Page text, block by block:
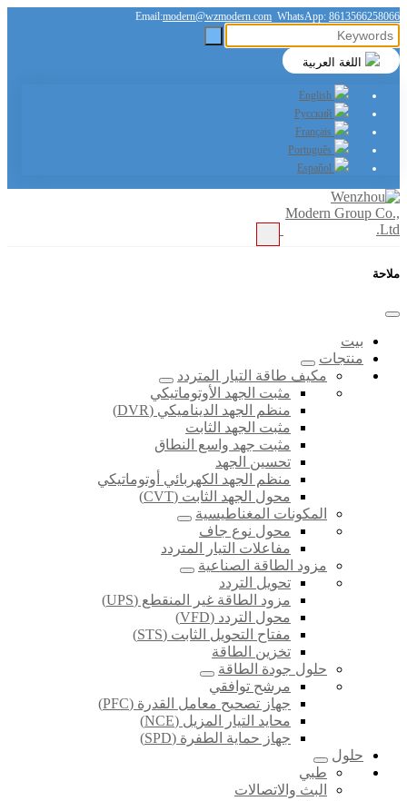
Email:modern@wzmodern.com WhatsApp: 8613566258066
ملاحة
بيت
منتجات
مكيف طاقة التيار المتردد
مثبت الجهد الأوتوماتيكي
منظم الجهد الديناميكي (DVR)
مثبت الجهد الثابت
مثبت جهد واسع النطاق
تحسين الجهد
منظم الجهد الكهربائي أوتوماتيكي
محول الجهد الثابت (CVT)
المكونات المغناطيسية
محول نوع جاف
مفاعلات التيار المتردد
مزود الطاقة الصناعية
تحويل التردد
مزود الطاقة غير المنقطع (UPS)
محول التردد (VFD)
مفتاح التحويل الثابت (STS)
تخزين الطاقة
حلول جودة الطاقة
مرشح توافقي
جهاز تصحيح معامل القدرة (PFC)
محايد التيار المزيل (NCE)
جهاز حماية الطفرة (SPD)
حلول
طبي
البث والاتصالات